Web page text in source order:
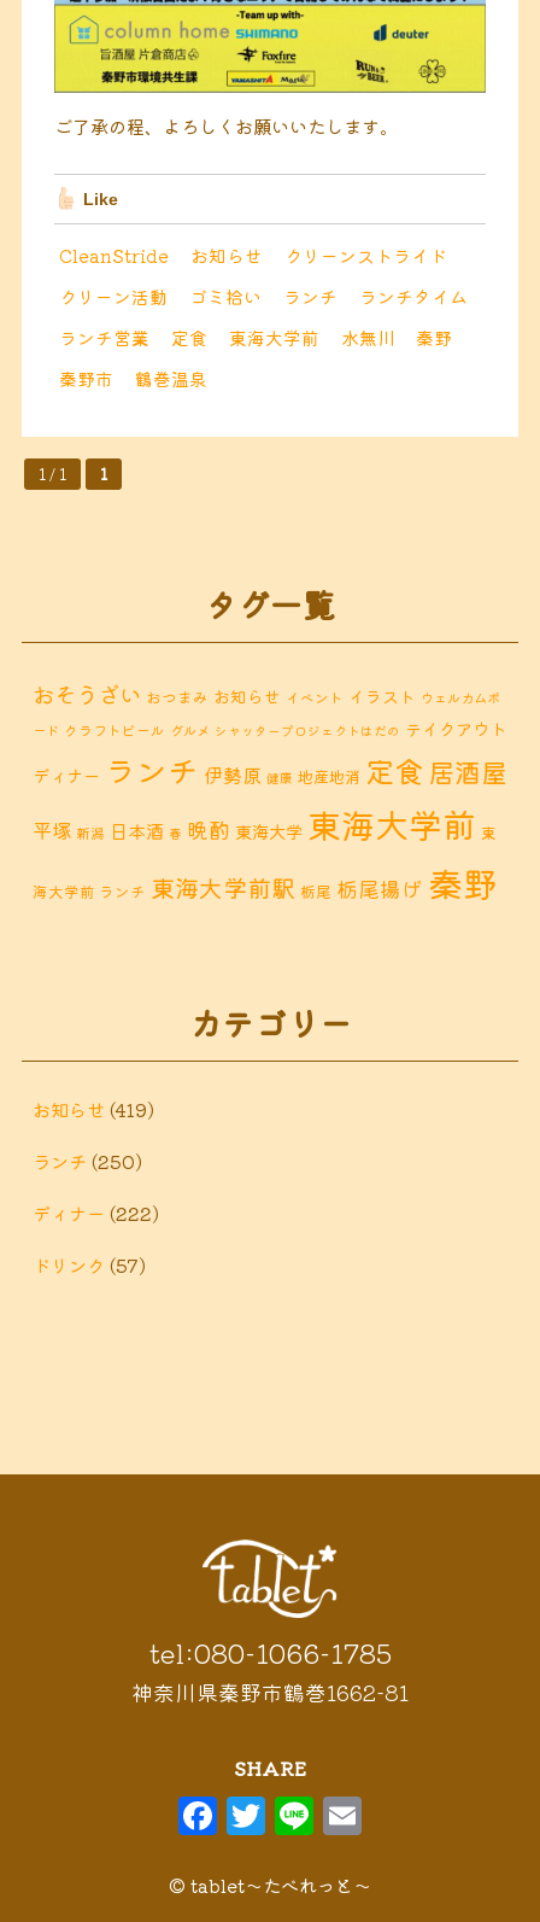
ご了承の程、よろしくお願いいたします。
Like
CleanStride お知らせ
クリーンストライド
クリーン活動
ゴミ拾い ランチ
ランチタイム
ランチ営業
定食 東海大学前 水無川
秦野
秦野市
鶴巻温泉
1 / 1 1
タグ一覧
おそうざい おつまみ お知らせ イベント イラスト ウェルカムボ
ード クラフトビール グルメ シャッタープロジェクトはだの テイクアウト
ディナー ランチ 伊勢原 健康 地産地消 定食 居酒屋
平塚 新潟 日本酒 春 晩酌 東海大学 東海大学前 東
海大学前 ランチ 東海大学前駅 栃尾 栃尾揚げ 秦野
鶴巻 カフェ
ィナー鶴巻 ランチ
泉鶴巻温泉駅
カテゴリー
お知らせ (419)
ランチ (250)
ディナー (222)
ドリンク (57)
tel:080-1066-1785
神奈川県秦野市鶴巻1662-81
SHARE
F
c
T
it
Li
e ai
© tablet〜たべれっと〜